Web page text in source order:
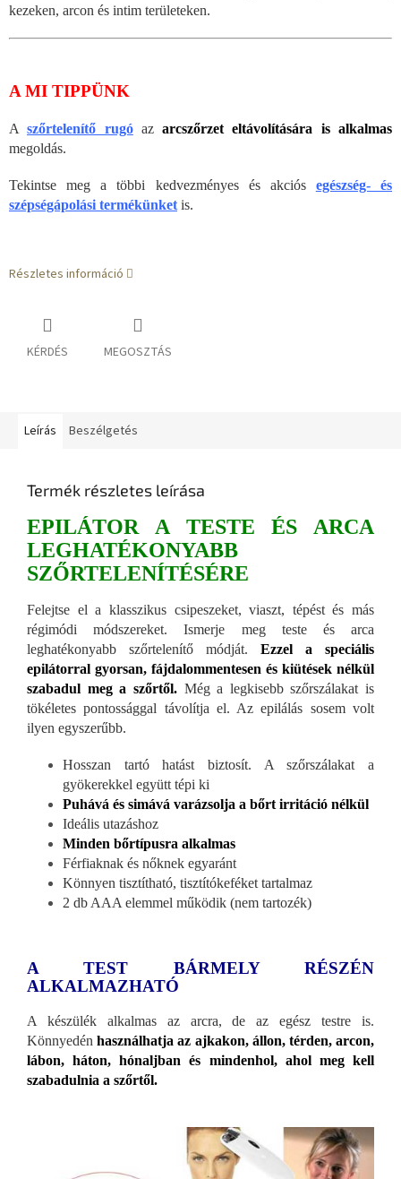
kezeken, arcon és intim területeken.
A MI TIPPÜNK
Aszőrtelenítő rugóazarcszőrzet eltávolítására is alkalmas
megoldás.
Tekintse meg a többi kedvezményes és akciós egészség- és
szépségápolási termékünket is.
Részletes információ
KÉRDÉS MEGOSZTÁS
Leírás Beszélgetés
Termék részletes leírása
EPILÁTOR A TESTE ÉS ARCA
LEGHATÉKONYABB
SZŐRTELENÍTÉSÉRE
Felejtse el a klasszikus csipeszeket, viaszt, tépést és más
régimódi módszereket. Ismerje meg teste és arca
leghatékonyabb szőrtelenítő módját. Ezzel a speciális
epilátorral gyorsan, fájdalommentesen és kiütések nélkül
szabadul meg a szőrtől.Még a legkisebb szőrszálakat is
tökéletes pontossággal távolítja el. Az epilálás sosem volt
ilyen egyszerűbb.
Hosszan tartó hatást biztosít. A szőrszálakat a
gyökerekkel együtt tépi ki
Puhává és simává varázsolja a bőrt irritáció nélkül
Ideális utazáshoz
Minden bőrtípusra alkalmas
Férfiaknak és nőknek egyaránt
Könnyen tisztítható, tisztítókeféket tartalmaz
2 db AAA elemmel működik (nem tartozék)
A TEST BÁRMELY RÉSZÉN
ALKALMAZHATÓ
A készülék alkalmas az arcra, de az egész testre is.
Könnyedén használhatja az ajkakon, állon, térden, arcon,
lábon, háton, hónaljban és mindenhol, ahol meg kell
szabadulnia a szőrtől.